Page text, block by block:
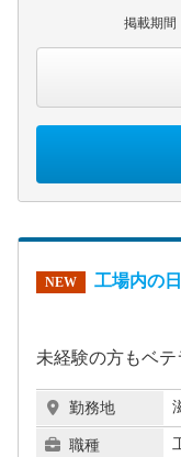
掲載期間
NEW 工場内の
未経験の方もベテ
勤務地
職種